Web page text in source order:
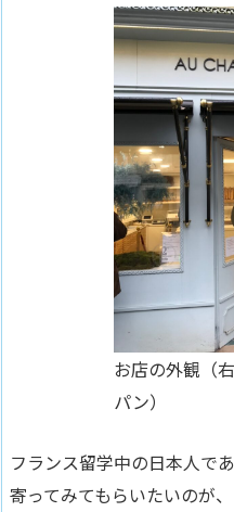
お店の外観（
パン）
フランス留学中の日本人で
寄ってみてもらいたいのが